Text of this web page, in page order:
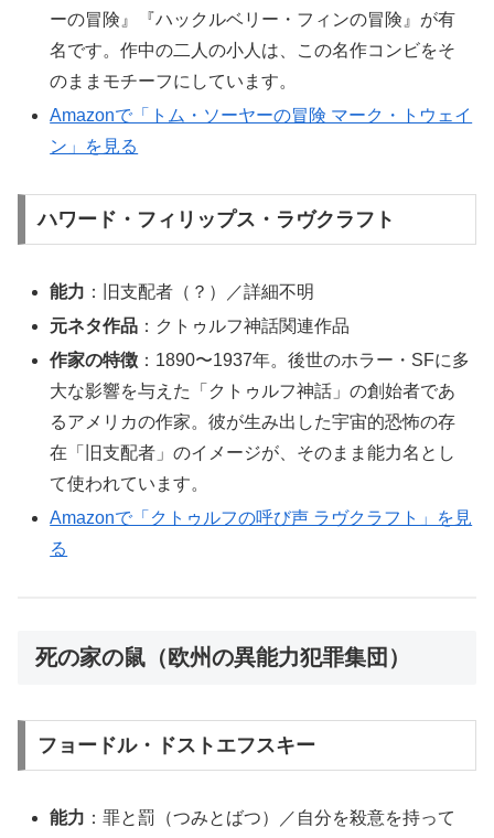
ーの冒険』『ハックルベリー・フィンの冒険』が有
名です。作中の二人の小人は、この名作コンビをそ
のままモチーフにしています。
Amazonで「トム・ソーヤーの冒険 マーク・トウェイ
ン」を見る
ハワード・フィリップス・ラヴクラフト
能力 ：旧支配者（？）／詳細不明
元ネタ作品 ：クトゥルフ神話関連作品
作家の特徴 ：1890〜1937年。後世のホラー・SFに多
大な影響を与えた「クトゥルフ神話」の創始者であ
るアメリカの作家。彼が生み出した宇宙的恐怖の存
在「旧支配者」のイメージが、そのまま能力名とし
て使われています。
Amazonで「クトゥルフの呼び声 ラヴクラフト」を見
る
死の家の鼠（欧州の異能力犯罪集団）
フョードル・ドストエフスキー
能力 ：罪と罰（つみとばつ）／自分を殺意を持って